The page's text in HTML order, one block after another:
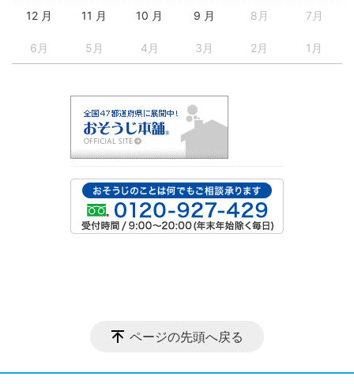
12 月 11 月 10 月 9 月 8月 7月
6月 5月 4月 3月 2月 1月
ページの先頭へ戻る